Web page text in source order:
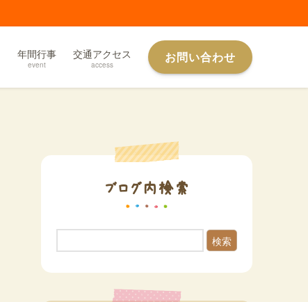
年間行事
event
交通アクセス
access お問い合わせ
ブログ内検索
検索